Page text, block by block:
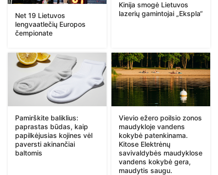
Net 19 Lietuvos
lengvaatlečių Europos
čempionate
Kinija smogė Lietuvos
lazerių gamintojai „Ekspla“
Pamirškite baliklius:
paprastas būdas, kaip
papilkėjusias kojines vėl
paversti akinančiai
baltomis
Vievio ežero poilsio zonos
maudykloje vandens
kokybė patenkinama.
Kitose Elektrėnų
savivaldybės maudyklose
vandens kokybė gera,
maudytis saugu.